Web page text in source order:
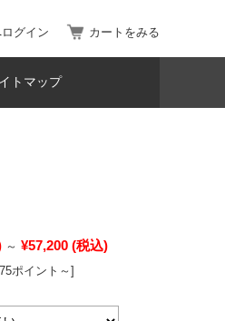
グイン カートをみる
トマップ
～ ¥57,200 (税込)
ポイント～]